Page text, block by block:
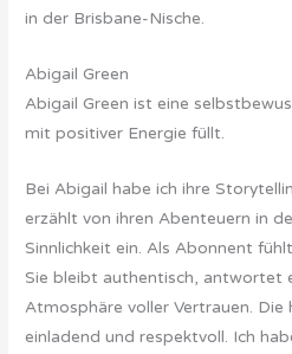
in der Brisbane-Nische.
Abigail Green
Abigail Green ist eine
mit positiver Energie füllt.
Bei Abigail habe ich ihre
erzählt von ihren Abenteuern in
Sinnlichkeit ein. Als Abonnent
Sie bleibt authentisch, antwortet
Atmosphäre voller Vertrauen.
einladend und respektvoll. Ich